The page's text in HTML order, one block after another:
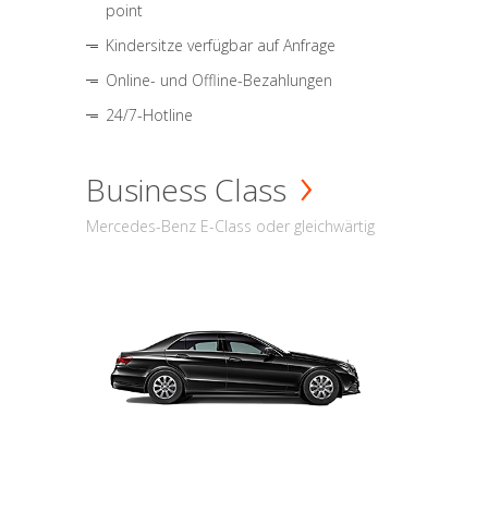
point
Kindersitze verfügbar auf Anfrage
Online- und Offline-Bezahlungen
24/7-Hotline
Business Class
Mercedes-Benz E-Class oder gleichwärtig